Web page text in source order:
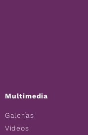
Multimedia
Galerías
Videos